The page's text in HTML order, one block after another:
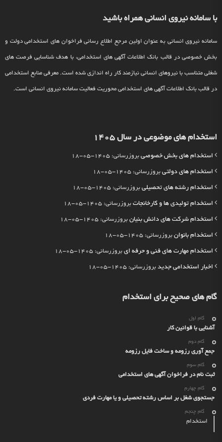
با سامانه نیروی انسانی همراه باشید
سامانه نیروی انسانی به عنوان اولین مرجع اطلاع رسانی فراخوان های استخدامی دولت و
بخش خصوصی در قالب بانک اطلاعات آگهی های استخدامی، با هدف شناسایی فرصت های
شغلی متناسب با نیروهای انسانی نیازمند کار راه اندازی شده است. معرفی منابع استخدامی
در قالب بانک اطلاعات آگهی های استخدامی محوریت فعالیت سامانه نیروی انسانی است.
استخدام های موضوعی در سال 1405
استخدام های بخش خصوصی بروزرسانی: 1405-05-18
استخدام های دولتی بروزرسانی: 1405-05-18
استخدام رشته های تحصیلی بروزرسانی: 1405-05-18
استخدام تولیدی ها و کارخانجات بروزرسانی: 1405-05-18
استخدام شرکت های دانش بنیان بروزرسانی: 1405-05-18
استخدام بانوان بروزرسانی: 1405-05-18
استخدام مهارت های فنی و حرفه ای بروزرسانی: 1405-05-18
اخبار استخدامی جدید بروزرسانی: 1405-05-18
گام های صحیح برای استخدام
گام اول
آشنایی با قوانین کار
گام دوم
جمع آوری رزومه و ساخت فایل رزومه
گام سوم
ثبت نام در فراخوان آگهی های استخدامی
گام چهارم
جستجوی شغل بر اساس رشته تحصیلی و یا مهارت فردی
گام چنجم
استخدام